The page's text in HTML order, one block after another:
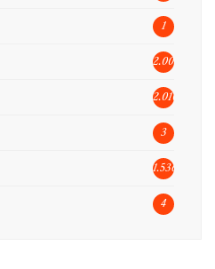
1
2.005
2.010
3
1.536
4